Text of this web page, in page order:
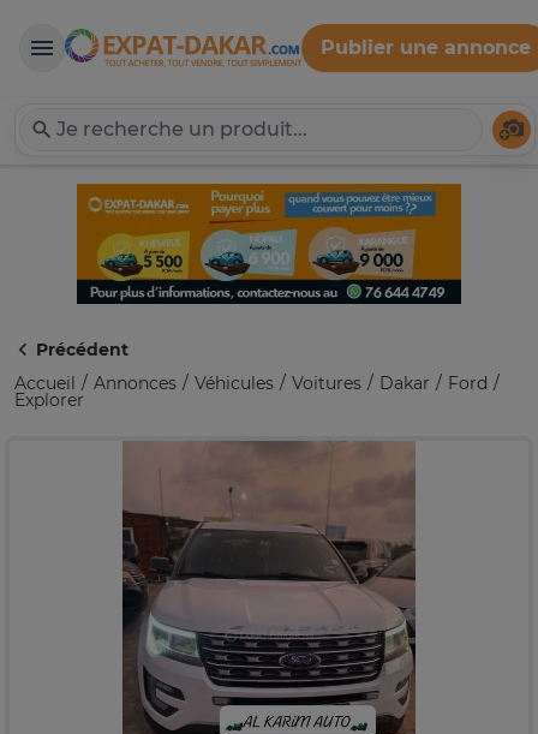
Expat-Dakar
Publier une annonce
Précédent
Accueil
Annonces Véhicules Voitures Dakar Ford
Explorer